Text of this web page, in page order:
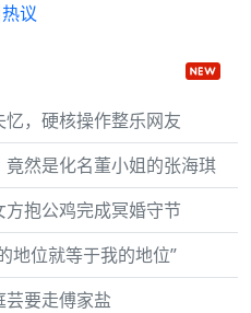
议
，硬核操作整乐网友
然是化名董小姐的张海琪
抱公鸡完成冥婚守节
地位就等于我的地位”
要走傅家盐